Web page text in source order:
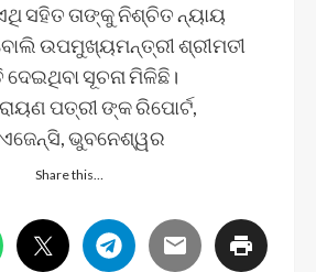
ସହିତ ତାଙ୍କୁ ନିଶ୍ଚିତ ନ୍ୟାୟ
ଉପମୁଖ୍ୟମନ୍ତ୍ରୀ ଶ୍ରୀମତୀ
ସୂଚନା ମିଳିଛି।
ପତ୍ରୀ ଙ୍କ ରିପୋର୍ଟ,
ଭୁବନେଶ୍ୱର
Share this…